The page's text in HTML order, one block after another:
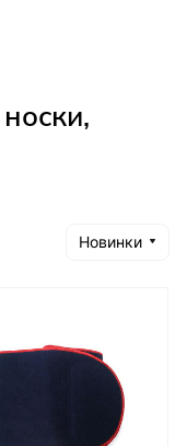
Новинки